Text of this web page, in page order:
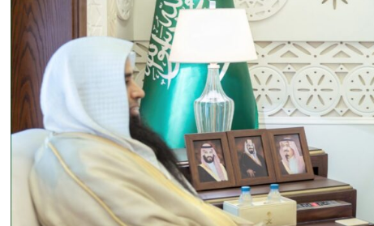
في الشرقية
والاحترافية بقيادة محمد الضيف
منتجات قهوة وشوكولاتة مضاف إليها الجينسنغ
“كاوست الصيفي ” للذكاء الاصطناعي